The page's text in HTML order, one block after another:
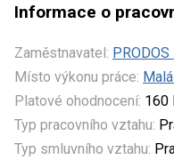
Informace o
Zaměstnavatel:
Místo výkonu práce:
Platové ohodnocení: 160
Typ pracovního vztahu:
Typ smluvního vztahu: